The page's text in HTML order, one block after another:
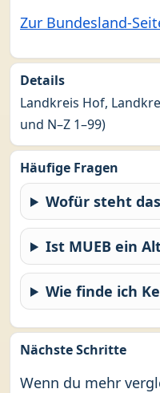
Zur Bundesland-
Details
Landkreis Hof,
und N–Z 1–99)
Häufige Fragen
Wofür steht
Ist MUEB ein
Wie finde ich
Nächste Schritte
Wenn du mehr